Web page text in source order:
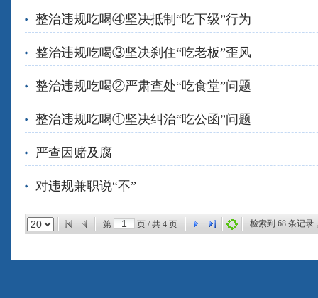
整治违规吃喝④坚决抵制“吃下级”行为
整治违规吃喝③坚决刹住“吃老板”歪风
整治违规吃喝②严肃查处“吃食堂”问题
整治违规吃喝①坚决纠治“吃公函”问题
严查因赌及腐
对违规兼职说“不”
第 页 / 共 4 页 检索到 68 条记录